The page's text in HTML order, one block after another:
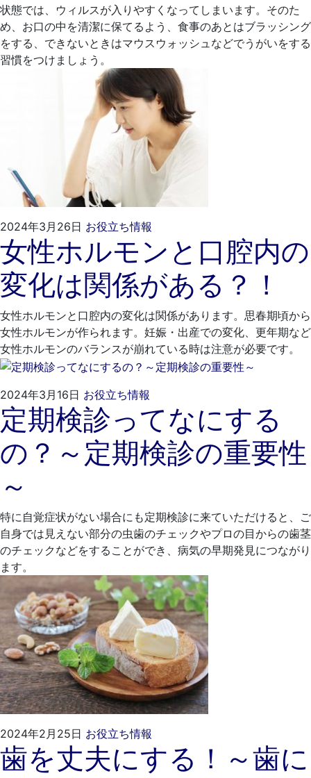
状態では、ウィルスが入りやすくなってしまいます。そのた
め、お口の中を清潔に保てるよう、食事のあとはブラッシング
をする、できないときはマウスウォッシュなどでうがいをする
習慣をつけましょう。
2024年3月26日 お役立ち情報
2
月
27
日
も
と
歯
科
医
院
女性ホルモンと口腔内の
変化は関係がある？！
女性ホルモンと口腔内の変化は関係があります。思春期頃から
女性ホルモンが作られます。妊娠・出産での変化、更年期など
女性ホルモンのバランスが崩れている時は注意が必要です。
2024年3月16日 お役立ち情報
年
2
月
27
れ
も
と
歯
院
定期検診ってなにする
の？～定期検診の重要性
～
特に自覚症状がない場合にも定期検診に来ていただけると、ご
自身では見えない部分の虫歯のチェックやプロの目からの歯茎
のチェックなどをすることができ、病気の早期発見につながり
ます。
2024年2月25日 お役立ち情報
年
1
れ
も
歯を丈夫にする！～歯に